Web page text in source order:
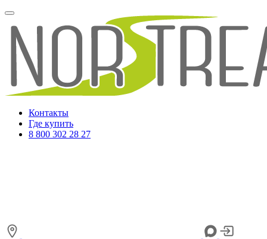
Контакты
Где купить
8 800 302 28 27